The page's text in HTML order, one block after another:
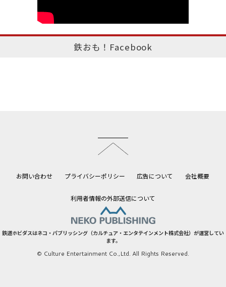
鉄おも！Facebook
お問い合わせ プライバシーポリシー 広告について 会社概要
利用者情報の外部送信について
鉄道ホビダスはネコ・パブリッシング（カルチュア・エンタテインメント株式会社）が運営してい
ます。
© Culture Entertainment Co.,Ltd. All Rights Reserved.